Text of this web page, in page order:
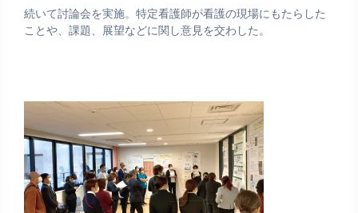
続いて討論会を実施。特定看護師が看護の現場にもたらした
ことや、課題、展望などに関し意見を交わした。